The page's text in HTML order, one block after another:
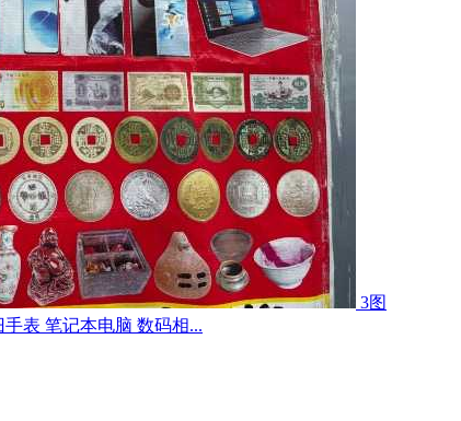
3图
表 笔记本电脑 数码相...